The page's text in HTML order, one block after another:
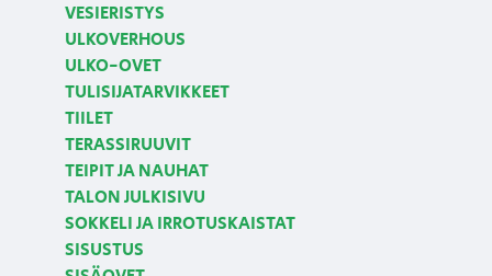
VESIERISTYS
ULKOVERHOUS
ULKO-OVET
TULISIJATARVIKKEET
TIILET
TERASSIRUUVIT
TEIPIT JA NAUHAT
TALON JULKISIVU
SOKKELI JA IRROTUSKAISTAT
SISUSTUS